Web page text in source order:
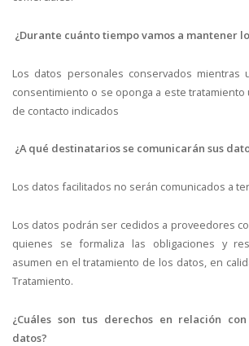
¿Durante cuánto tiempo vamos a mantener
Los datos personales conservados
consentimiento o se oponga a este
de contacto indicados
¿A qué destinatarios se comunicarán sus
Los datos facilitados no serán comunicados a
Los datos podrán ser cedidos a proveedores
quienes se formaliza las obligaciones y
asumen en el tratamiento de los datos, en
Tratamiento.
¿Cuáles son tus derechos en relación
datos?